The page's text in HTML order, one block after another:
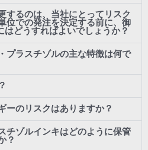
するのは、当社にとってリスク
位での発注を決定する前に、御
はどうすればよいでしょうか？
プラスチゾルの主な特徴は何で
ーのリスクはありますか？
チゾルインキはどのように保管
？